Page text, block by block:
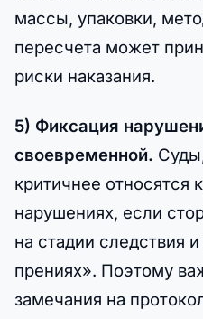
массы, упаковки,
пересчета может
риски наказания.
5) Фиксация
своевременной.
критичнее относятся
нарушениях, если
на стадии следствия
прениях». Поэтому
замечания на